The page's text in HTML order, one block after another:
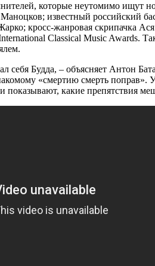
которые неутомимо ищут
известный российский
кросс-жанровая скрипачка
Classical Music Awards.
себя Будда, – объясняет Антон
«смертию смерть
показывают, какие препятствия